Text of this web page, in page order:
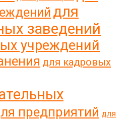
для
заведений
учреждений
для кадровых
предприятий для